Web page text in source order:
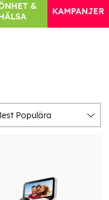
&
KAMPANJER
Populära